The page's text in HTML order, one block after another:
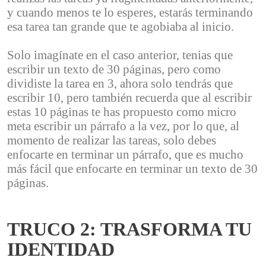
y cuando menos te lo esperes, estarás terminando
esa tarea tan grande que te agobiaba al inicio.
Solo imagínate en el caso anterior, tenias que
escribir un texto de 30 páginas, pero como
dividiste la tarea en 3, ahora solo tendrás que
escribir 10, pero también recuerda que al escribir
estas 10 páginas te has propuesto como micro
meta escribir un párrafo a la vez, por lo que, al
momento de realizar las tareas, solo debes
enfocarte en terminar un párrafo, que es mucho
más fácil que enfocarte en terminar un texto de 30
páginas.
TRUCO 2: TRASFORMA TU
IDENTIDAD